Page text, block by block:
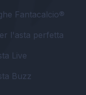
Fantacalcio®
l'asta perfetta
Live
Buzz